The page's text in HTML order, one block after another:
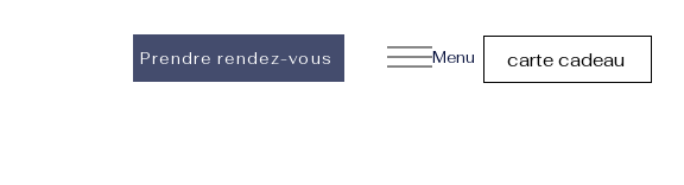
Prendre rendez-vous Menu carte cadeau